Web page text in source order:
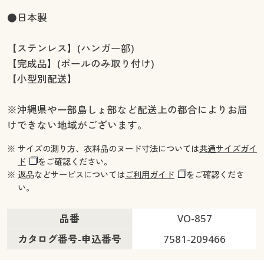
●日本製
【ステンレス】(ハンガー部)
【完成品】(ポールのみ取り付け)
【小型別配送】
※沖縄県や一部島しょ部など配送上の都合によりお届
けできない地域がございます。
※ サイズの測り方、衣料品のヌード寸法については共通サイズガイ
ド
をご確認ください。
※ 返品などサービスについてはご利用ガイド
をご確認くださ
い。
品番
VO-857
カタログ番号-申込番号
7581-209466